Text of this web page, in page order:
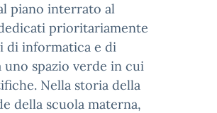
piano interrato al
prioritariamente
di informatica e di
spazio verde in cui
Nella storia della
della scuola materna,